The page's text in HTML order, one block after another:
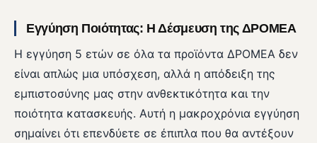
Εγγύηση Ποιότητας: Η Δέσμευση της ΔΡΟΜΕΑ
Η εγγύηση 5 ετών σε όλα τα προϊόντα ΔΡΟΜΕΑ δεν
είναι απλώς μια υπόσχεση, αλλά η απόδειξη της
εμπιστοσύνης μας στην ανθεκτικότητα και την
ποιότητα κατασκευής. Αυτή η μακροχρόνια εγγύηση
σημαίνει ότι επενδύετε σε έπιπλα που θα αντέξουν